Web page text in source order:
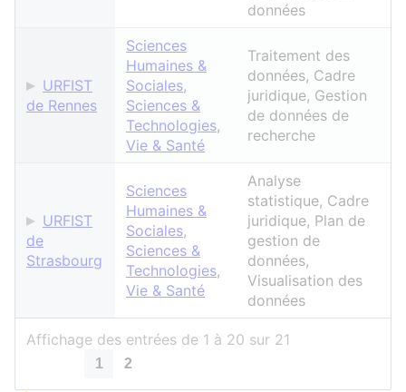
données
URFIST
de Rennes
Sciences
Humaines &
Sociales,
Sciences &
Technologies,
Vie & Santé
Traitement des
données, Cadre
juridique, Gestion
de données de
recherche
URFIST
de
Strasbourg
Sciences
Humaines &
Sociales,
Sciences &
Technologies,
Vie & Santé
Analyse
statistique, Cadre
juridique, Plan de
gestion de
données,
Visualisation des
données
Affichage des entrées de 1 à 20 sur 21
1 2